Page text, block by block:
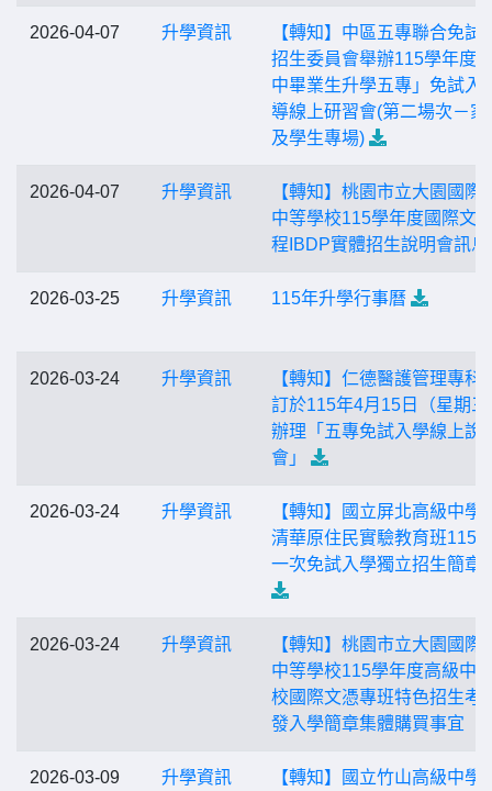
2026-04-07 升學資訊
【轉知】中區五專聯合免試
招生委員會舉辦115學年度
中畢業生升學五專」免試入
導線上研習會(第二場次－家
及學生專場)
2026-04-07 升學資訊
【轉知】桃園市立大園國際
中等學校115學年度國際文
程IBDP實體招生說明會訊息
2026-03-25 升學資訊 115年升學行事曆
2026-03-24 升學資訊
【轉知】仁德醫護管理專科
訂於115年4月15日（星期三
辦理「五專免試入學線上說
會」
2026-03-24 升學資訊
【轉知】國立屏北高級中學
清華原住民實驗教育班115
一次免試入學獨立招生簡章
2026-03-24 升學資訊
【轉知】桃園市立大園國際
中等學校115學年度高級中
校國際文憑專班特色招生考
發入學簡章集體購買事宜
2026-03-09 升學資訊 【轉知】國立竹山高級中學